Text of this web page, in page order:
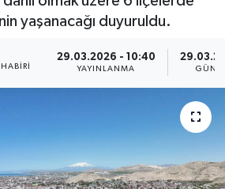
yaşanacağı duyuruldu.
29.03.2026 - 10:40
YAYINLANMA